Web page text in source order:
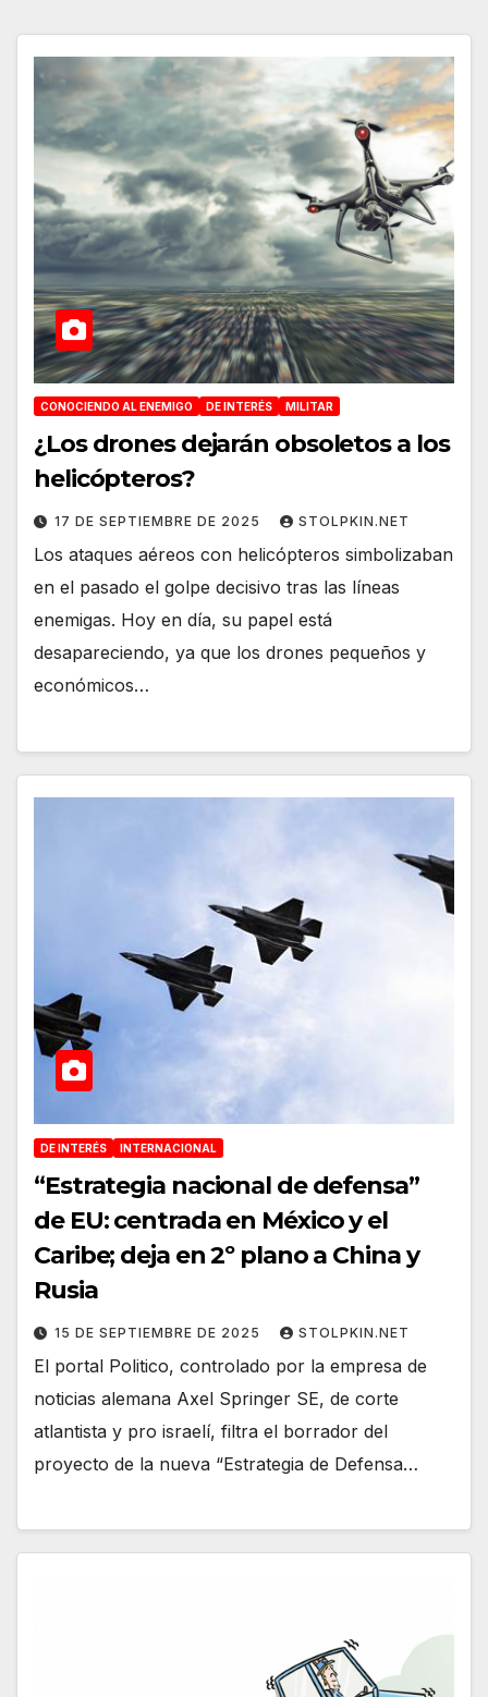
CONOCIENDO AL ENEMIGO DE INTERÉS MILITAR
¿Los drones dejarán obsoletos a los
helicópteros?
17 DE SEPTIEMBRE DE 2025 STOLPKIN.NET
Los ataques aéreos con helicópteros simbolizaban
en el pasado el golpe decisivo tras las líneas
enemigas. Hoy en día, su papel está
desapareciendo, ya que los drones pequeños y
económicos…
DE INTERÉS INTERNACIONAL
“Estrategia nacional de defensa”
de EU: centrada en México y el
Caribe; deja en 2º plano a China y
Rusia
15 DE SEPTIEMBRE DE 2025 STOLPKIN.NET
El portal Politico, controlado por la empresa de
noticias alemana Axel Springer SE, de corte
atlantista y pro israelí, filtra el borrador del
proyecto de la nueva “Estrategia de Defensa…